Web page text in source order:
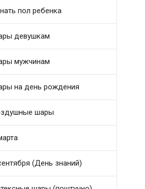
пол ребенка
девушкам
мужчинам
на день рождения
шары
(День знаний)